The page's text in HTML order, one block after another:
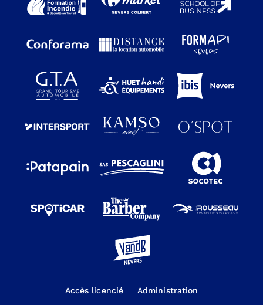
Accès licencié Administration